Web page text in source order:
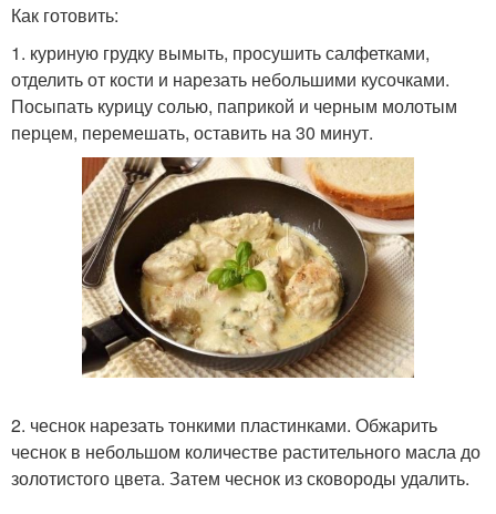
Как готовить:
1. куриную грудку вымыть, просушить салфетками,
отделить от кости и нарезать небольшими кусочками.
Посыпать курицу солью, паприкой и черным молотым
перцем, перемешать, оставить на 30 минут.
2. чеснок нарезать тонкими пластинками. Обжарить
чеснок в небольшом количестве растительного масла до
золотистого цвета. Затем чеснок из сковороды удалить.